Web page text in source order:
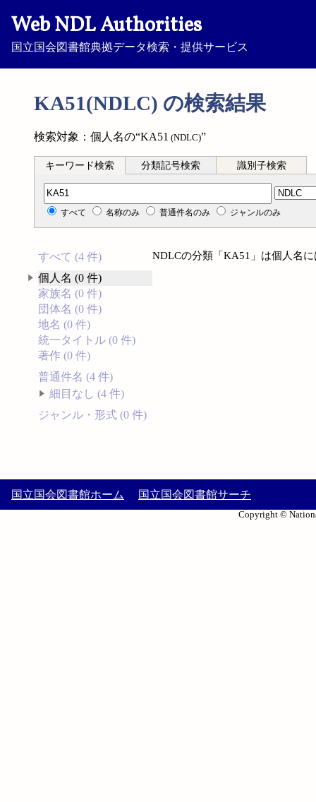
Web NDL Authorities
国立国会図書館典拠データ検索・提供サービス
KA51(NDLC) の検索結果
検索対象：個人名の“KA51 (NDLC)”
キーワード検索 分類記号検索 識別子検索
分類記号検索
すべて 名称のみ 普通件名のみ ジャンルのみ
すべて (4 件)
個人名 (0 件)
家族名 (0 件)
団体名 (0 件)
地名 (0 件)
統一タイトル (0 件)
著作 (0 件)
普通件名 (4 件)
細目なし (4 件)
ジャンル・形式 (0 件)
NDLCの分類「KA51」は個人名
国立国会図書館ホーム 国立国会図書館サーチ
Copyright ©